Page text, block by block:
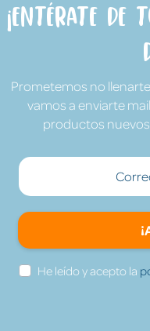
¡Entérate de
Prometemos no
vamos a enviarte
productos nuevos
He leído y acepto la